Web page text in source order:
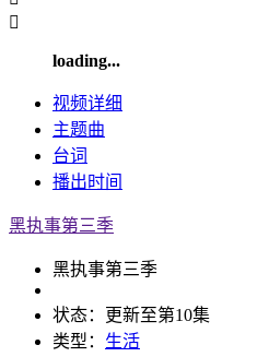

loading...
视频详细
主题曲
台词
播出时间
黑执事第三季
黑执事第三季
状态：
更新至第10集
类型： 生活